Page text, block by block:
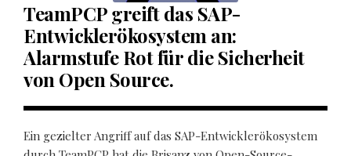
TeamPCP greift das SAP-
Entwicklerökosystem an:
Alarmstufe Rot für die Sicherheit
von Open Source.
Ein gezielter Angriff auf das SAP-Entwicklerökosystem